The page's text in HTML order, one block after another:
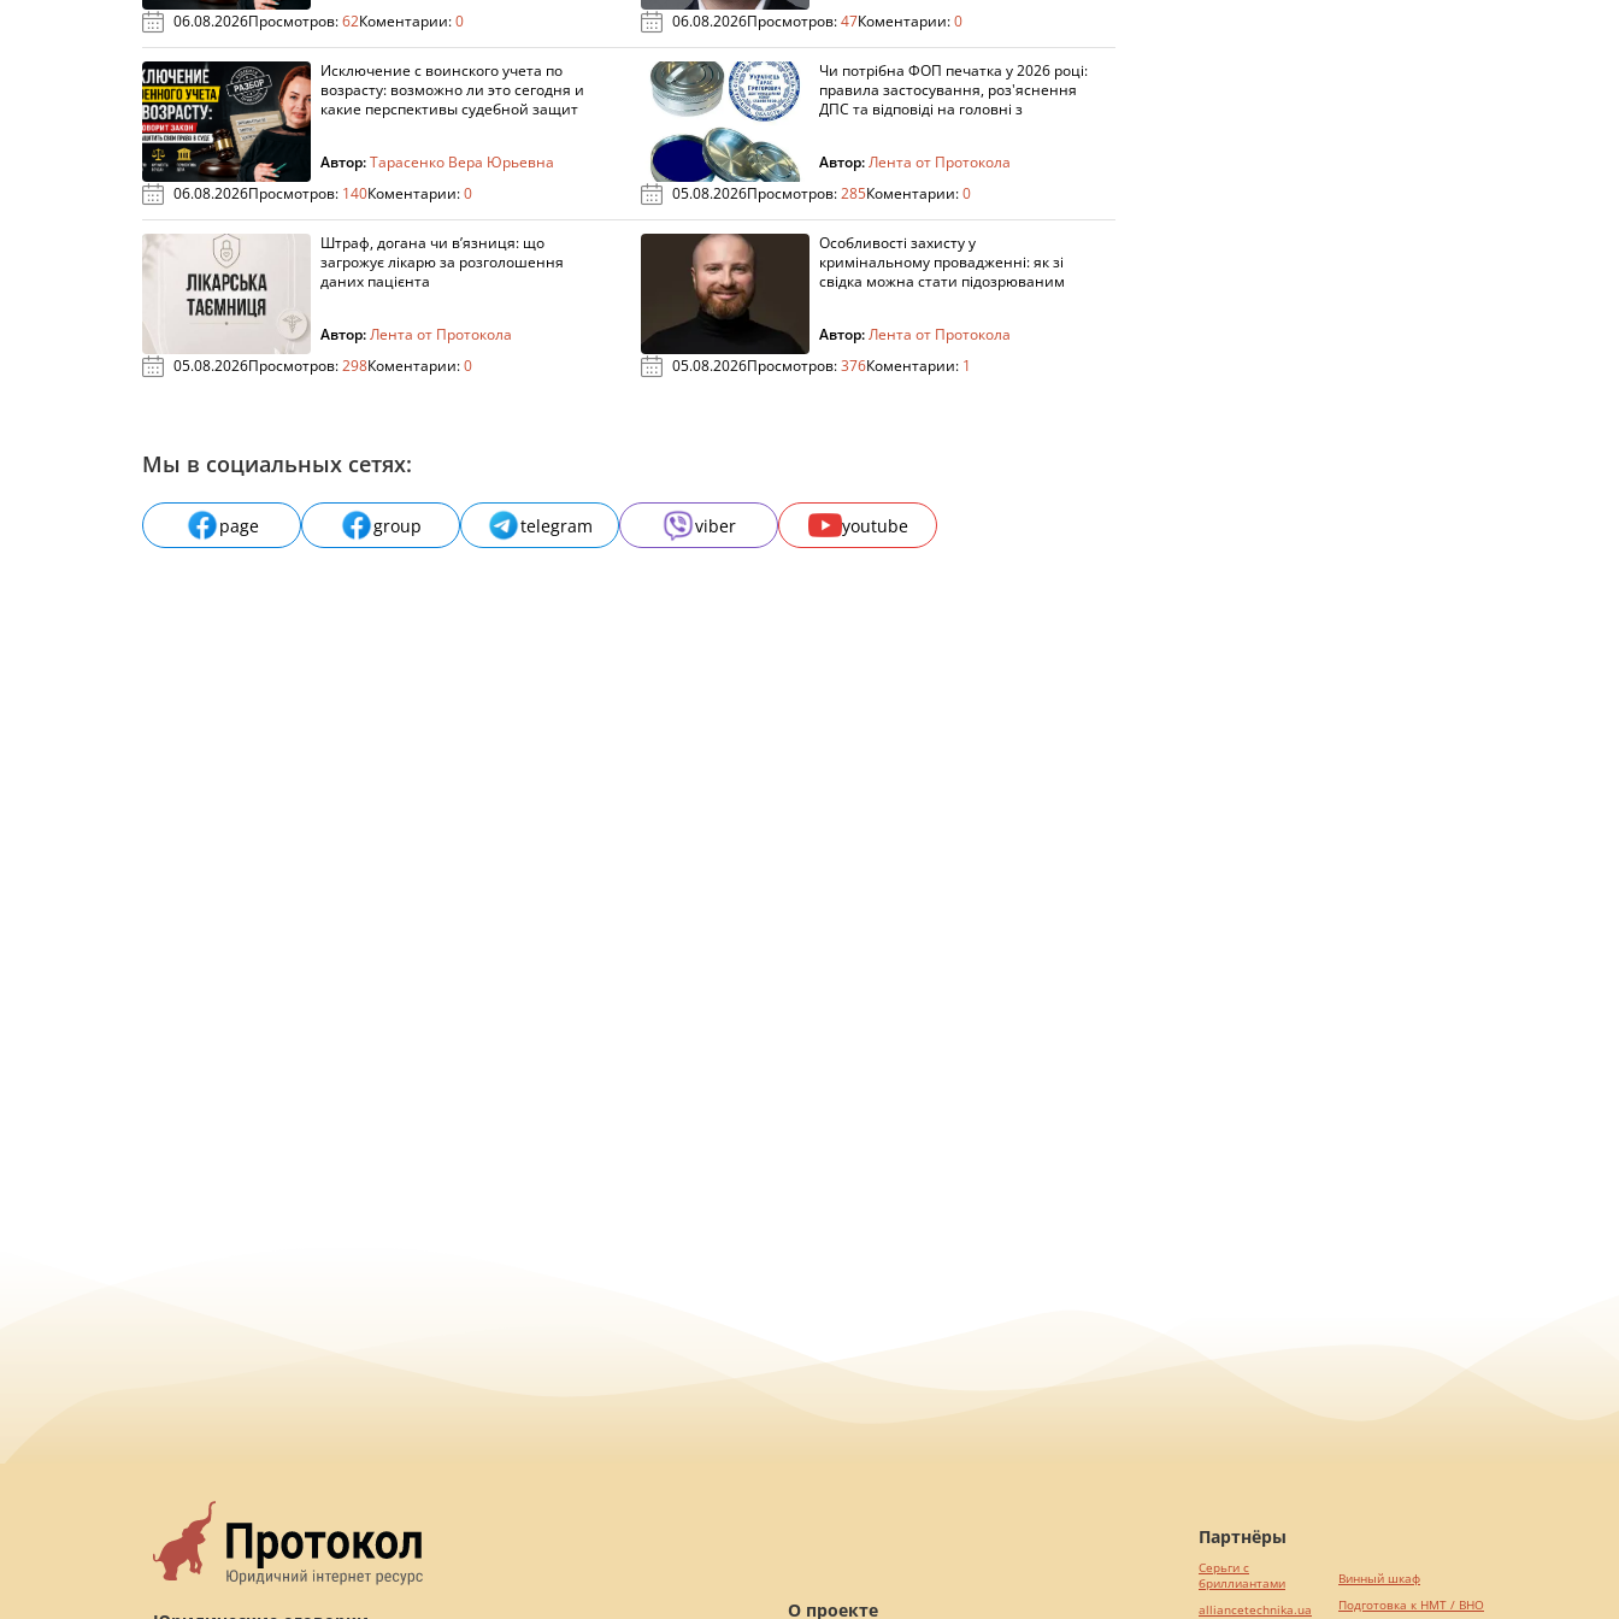
06.08.2026Просмотров:62Коментарии:0
06.08.2026Просмотров:47Коментарии:0
Исключение с воинского учета по
возрасту: возможно ли это сегодня и
какие перспективы судебной защит
Автор:Тарасенко Вера Юрьевна
06.08.2026Просмотров: 140Коментарии:0
Чи потрібна ФОП печатка у 2026 році:
правила застосування, роз'яснення
ДПС та відповіді на головні з
Автор:Лента от Протокола
05.08.2026Просмотров:285Коментарии:0
Штраф, догана чи в’язниця: що
загрожує лікарю за розголошення
даних пацієнта
Автор:Лента от Протокола
05.08.2026Просмотров:298Коментарии:0
Особливості захисту у
кримінальному провадженні: як зі
свідка можна стати підозрюваним
Автор:Лента от Протокола
05.08.2026Просмотров:376Коментарии: 1
Мы в социальных сетях:
page group telegram viber youtube
О проекте
Партнёры
Серьги с
бриллиантами
alliancetechnika.ua
Винный шкаф
Подготовка к НМТ / ВНО